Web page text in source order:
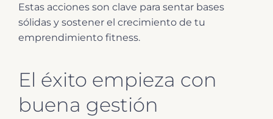
Estas acciones son clave para sentar bases
sólidas y sostener el crecimiento de tu
emprendimiento fitness.
El éxito empieza con
buena gestión